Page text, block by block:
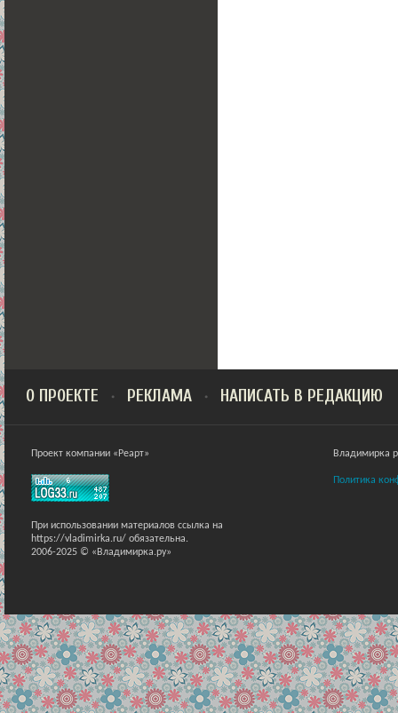
О ПРОЕКТЕ РЕКЛАМА НАПИСАТЬ В РЕДАКЦИЮ
Проект компании «Реарт»
При использовании материалов ссылка на
https://vladimirka.ru/ обязательна.
2006-2025 © «Владимирка.ру»
Владимирка
Политика